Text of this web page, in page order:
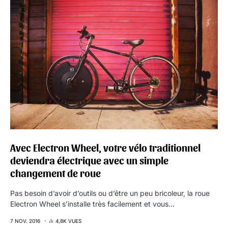
Avec Electron Wheel, votre vélo traditionnel
deviendra électrique avec un simple
changement de roue
Pas besoin d’avoir d’outils ou d’être un peu bricoleur, la roue
Electron Wheel s’installe très facilement et vous…
7 NOV. 2016 4,8K VUES